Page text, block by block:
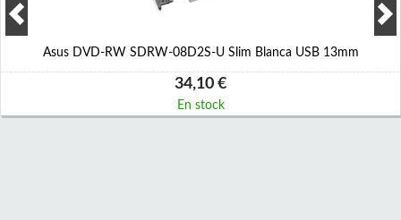
Asus DVD-RW SDRW-08D2S-U Slim Blanca USB 13mm
34,10 €
En stock